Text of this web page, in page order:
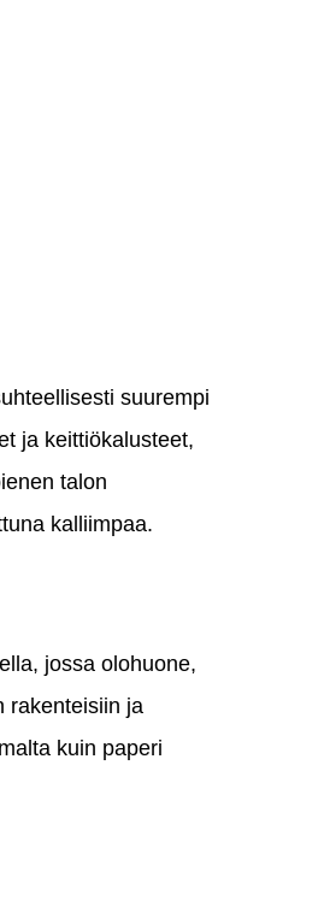
suurempi
ja keittiökalusteet,
talon
kalliimpaa.
jossa olohuone,
rakenteisiin ja
kuin paperi